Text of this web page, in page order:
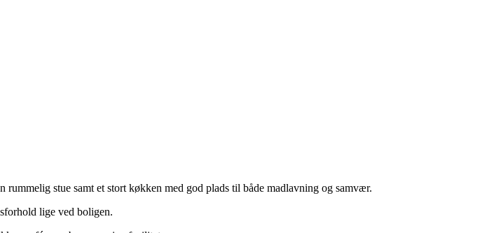
stue samt et stort køkken med god plads til både madlavning og samvær.
lige ved boligen.